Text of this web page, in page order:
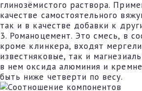
глинозёмистого раствора.
качестве самостоятельного
так и в качестве добавки к
3. Романоцемент. Это смесь, в
кроме клинкера, входят
известняковые, так и
в нем оксида алюминия и
быть ниже четверти по весу.